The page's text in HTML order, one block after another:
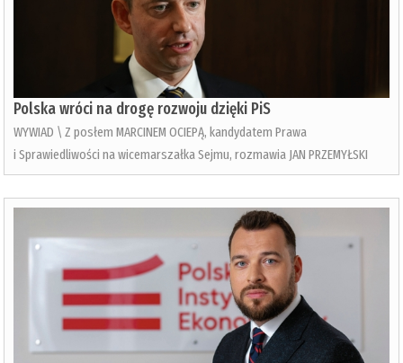
Polska wróci na drogę rozwoju dzięki PiS
WYWIAD \ Z posłem MARCINEM OCIEPĄ, kandydatem Prawa
i Sprawiedliwości na wicemarszałka Sejmu, rozmawia JAN PRZEMYŁSKI